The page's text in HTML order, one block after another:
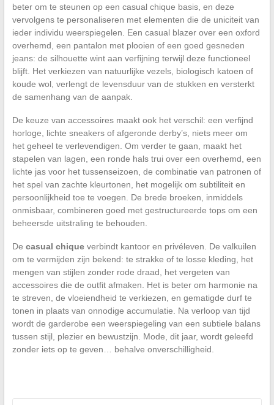
beter om te steunen op een casual chique basis, en deze
vervolgens te personaliseren met elementen die de uniciteit van
ieder individu weerspiegelen. Een casual blazer over een oxford
overhemd, een pantalon met plooien of een goed gesneden
jeans: de silhouette wint aan verfijning terwijl deze functioneel
blijft. Het verkiezen van natuurlijke vezels, biologisch katoen of
koude wol, verlengt de levensduur van de stukken en versterkt
de samenhang van de aanpak.
De keuze van accessoires maakt ook het verschil: een verfijnd
horloge, lichte sneakers of afgeronde derby’s, niets meer om
het geheel te verlevendigen. Om verder te gaan, maakt het
stapelen van lagen, een ronde hals trui over een overhemd, een
lichte jas voor het tussenseizoen, de combinatie van patronen of
het spel van zachte kleurtonen, het mogelijk om subtiliteit en
persoonlijkheid toe te voegen. De brede broeken, inmiddels
onmisbaar, combineren goed met gestructureerde tops om een
beheersde uitstraling te behouden.
De casual chiqueverbindt kantoor en privéleven. De valkuilen
om te vermijden zijn bekend: te strakke of te losse kleding, het
mengen van stijlen zonder rode draad, het vergeten van
accessoires die de outfit afmaken. Het is beter om harmonie na
te streven, de vloeiendheid te verkiezen, en gematigde durf te
tonen in plaats van onnodige accumulatie. Na verloop van tijd
wordt de garderobe een weerspiegeling van een subtiele balans
tussen stijl, plezier en bewustzijn. Mode, dit jaar, wordt geleefd
zonder iets op te geven… behalve onverschilligheid.